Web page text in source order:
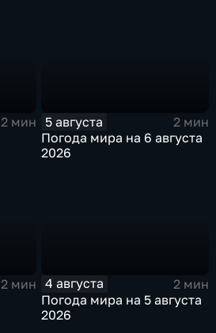
2 мин
5 августа
2 мин
Погода мира на 6 августа
2026
2 мин
4 августа
2 мин
Погода мира на 5 августа
2026